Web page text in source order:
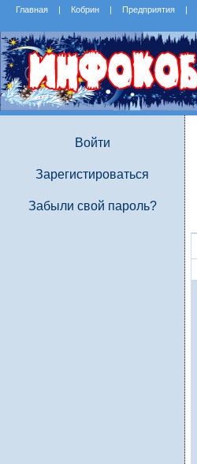
Главная | Кобрин | Предприятия |
Войти
Зарегистироваться
Забыли свой пароль?